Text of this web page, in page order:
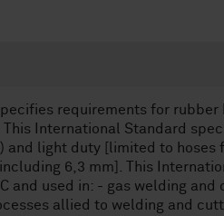
requirements for
International Standard
and light duty [limited to hoses
6,3 mm]. This
and used in: - gas welding
allied to welding and